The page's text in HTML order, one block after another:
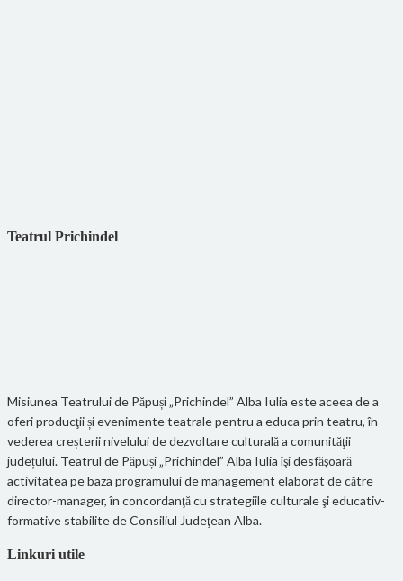
Teatrul Prichindel
Misiunea Teatrului de Păpuși „Prichindel” Alba Iulia este aceea de a
oferi producţii și evenimente teatrale pentru a educa prin teatru, în
vederea creșterii nivelului de dezvoltare culturală a comunităţii
județului. Teatrul de Păpuși „Prichindel” Alba Iulia îşi desfăşoară
activitatea pe baza programului de management elaborat de către
director-manager, în concordanţă cu strategiile culturale şi educativ-
formative stabilite de Consiliul Judeţean Alba.
Linkuri utile